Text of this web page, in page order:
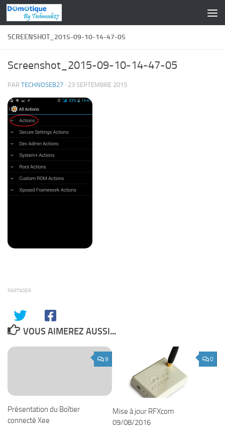
Skip to content
SCREENSHOT_2015-09-10-14-47-05
Screenshot_2015-09-10-14-47-05
PAR TECHNOSEB27 · 23 SEPTEMBRE 2015
PARTAGER
VOUS AIMEREZ AUSSI...
9
Présentation du Boîtier
connecté Xee
0
Mise à jour RFXcom
09/08/2016